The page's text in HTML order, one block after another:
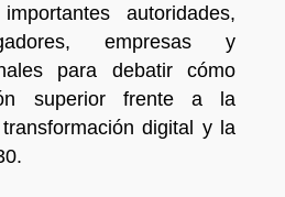
autoridades,
empresas y
para debatir cómo
superior frente a la
digital y la